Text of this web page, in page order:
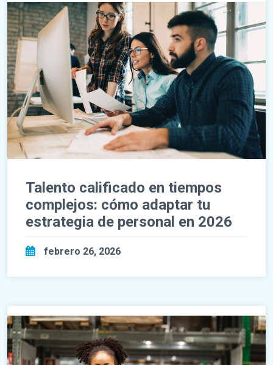
Talento calificado en tiempos
complejos: cómo adaptar tu
estrategia de personal en 2026
febrero 26, 2026